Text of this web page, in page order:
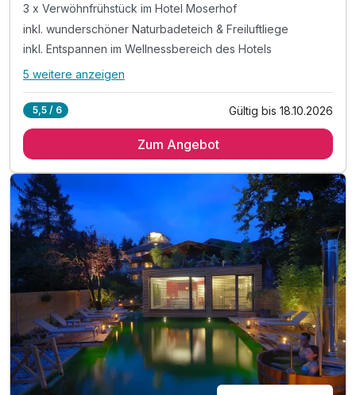
3 x Verwöhnfrühstück im Hotel Moserhof
inkl. wunderschöner Naturbadeteich & Freiluftliege
inkl. Entspannen im Wellnessbereich des Hotels
Alle Inklusivleistungen
3 x Verwöhnfrühstück im Hotel Moserhof
inkl. Entspannen im Wellnessbereich des Hotels
inkl. Heublumen-Sanarium, Zirben-Sauna & Terrasse
inkl. Kamillen-Soledampfbad & Infrarotkabine
inkl. Relax-Zentrum mit Hallenbad & Fitnessraum
inkl. Badetasche mit Bademantel &-tücher
inkl. Parkplatz direkt vor dem Hotel
5 weitere anzeigen
5,5 / 6 Gültig bis 18.10.2026
Zum Angebot